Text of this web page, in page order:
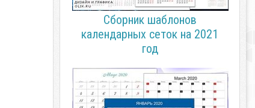
Сборник шаблонов
календарных сеток на 2021
год